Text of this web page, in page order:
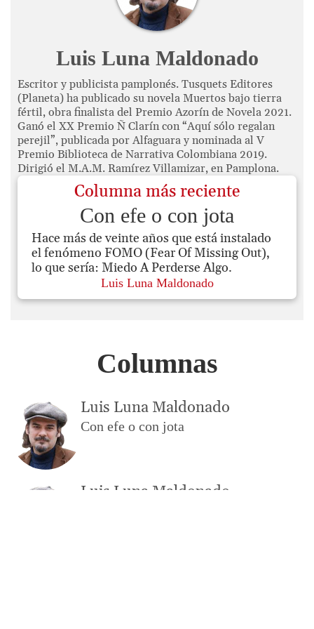
Columna más reciente
Con efe o con jota
Hace más de veinte años que está instalado
el fenómeno FOMO (Fear Of Missing Out),
lo que sería: Miedo A Perderse Algo.
Luis Luna Maldonado
Luis Luna Maldonado
Escritor y publicista pamplonés. Tusquets Editores
(Planeta) ha publicado su novela Muertos bajo tierra
fértil, obra finalista del Premio Azorín de Novela 2021.
Ganó el XX Premio Ñ Clarín con “Aquí sólo regalan
perejil”, publicada por Alfaguara y nominada al V
Premio Biblioteca de Narrativa Colombiana 2019.
Dirigió el M.A.M. Ramírez Villamizar, en Pamplona.
Columnas
Luis Luna Maldonado
Con efe o con jota
Luis Luna Maldonado